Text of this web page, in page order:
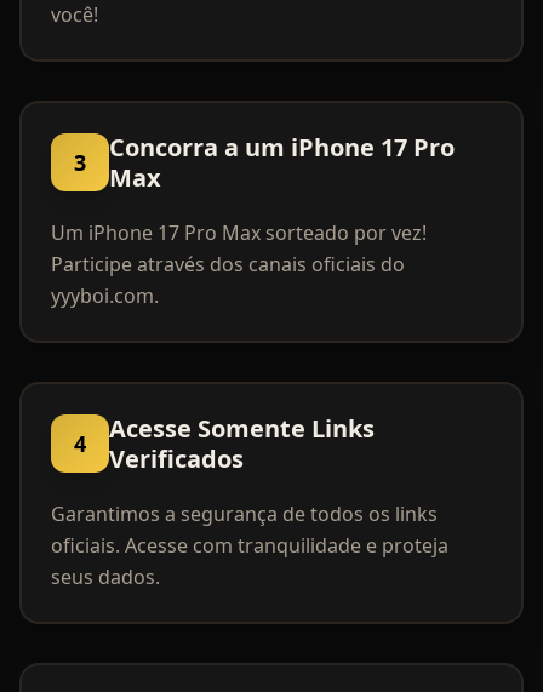
você!
3
Concorra a um iPhone 17 Pro
Max
Um iPhone 17 Pro Max sorteado por vez!
Participe através dos canais oficiais do
yyyboi.com.
4
Acesse Somente Links
Verificados
Garantimos a segurança de todos os links
oficiais. Acesse com tranquilidade e proteja
seus dados.